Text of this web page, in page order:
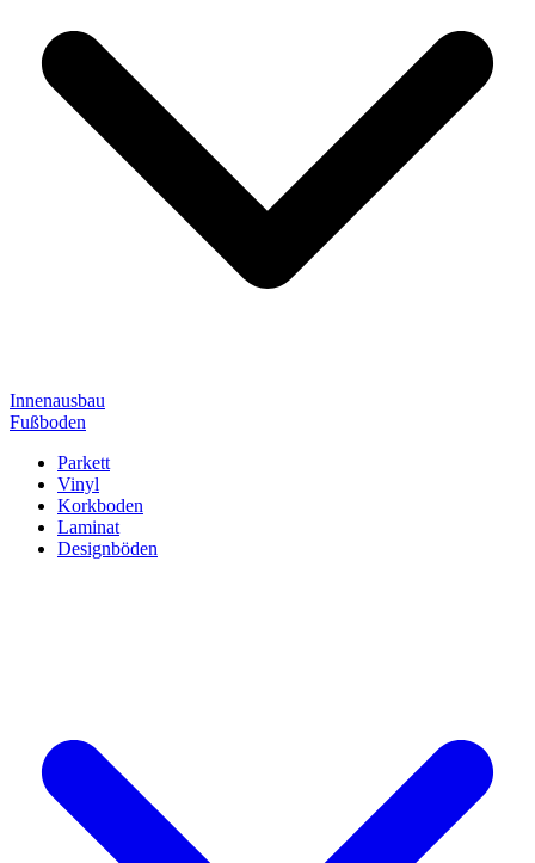
Innenausbau
Fußboden
Parkett
Vinyl
Korkboden
Laminat
Designböden